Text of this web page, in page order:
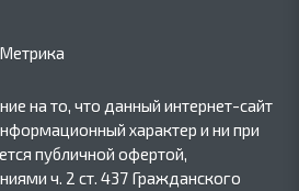
на то, что данный интернет-сайт
характер и ни при
публичной офертой,
ч. 2 ст. 437 Гражданского